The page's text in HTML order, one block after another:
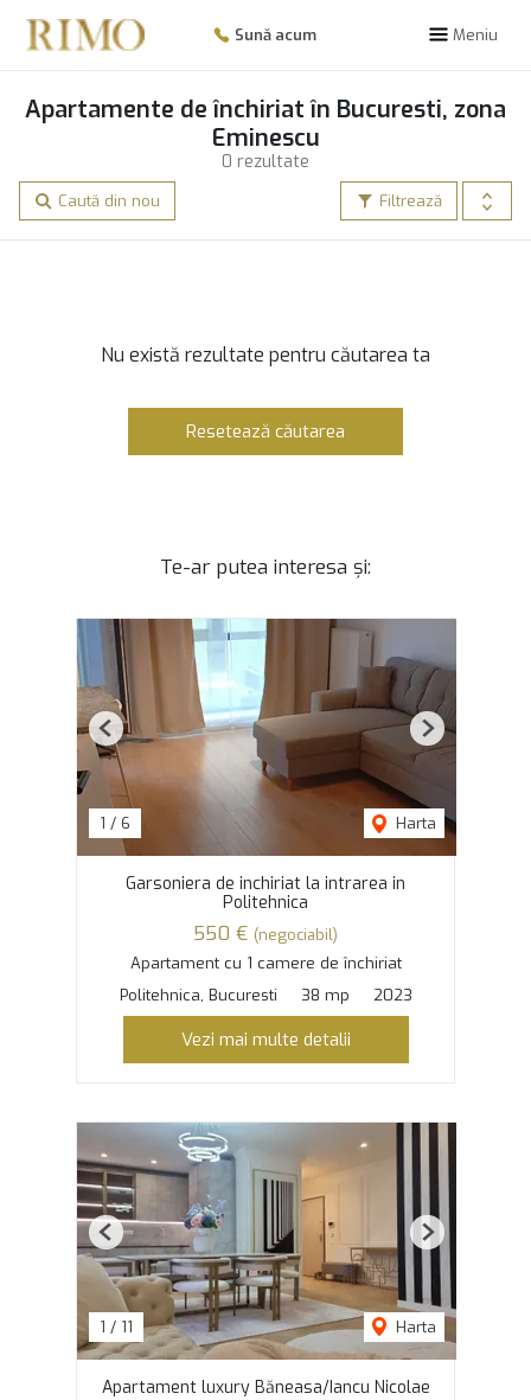
Sună acum Meniu
0 rezultate
Apartamente de închiriat în Bucuresti, zona
Eminescu
Filtrează
Caută din nou
Nu există rezultate pentru căutarea ta
Resetează căutarea
Te-ar putea interesa și:
1 / 6 Harta
Previous Next
Garsoniera de inchiriat la intrarea in
Politehnica
550 € (negociabil)
Apartament cu 1 camere de închiriat
Politehnica, Bucuresti
38 mp 2023
Vezi mai multe detalii
1 / 11 Harta
Previous Next
Apartament luxury Băneasa/Iancu Nicolae